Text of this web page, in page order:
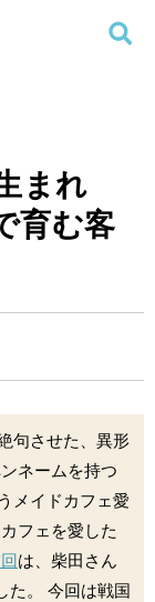
まれ
育む客
句させた、異形
ネームを持つ
メイドカフェ愛
フェを愛した
は、柴田さん
た。 今回は戦国